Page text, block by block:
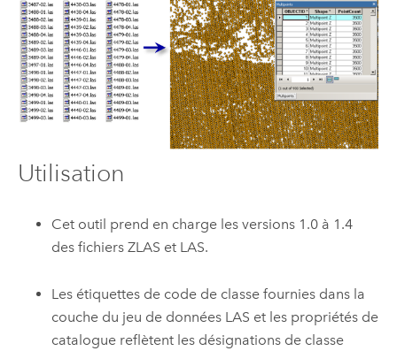
Utilisation
Cet outil prend en charge les versions 1.0 à 1.4
des fichiers ZLAS et LAS.
Les étiquettes de code de classe fournies dans la
couche du jeu de données LAS et les propriétés de
catalogue reflètent les désignations de classe